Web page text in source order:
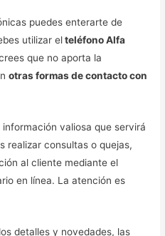
puedes enterarte de
utilizar elteléfono Alfa
que no aporta la
otras formas de contacto con
valiosa que servirá
realizar consultas o quejas,
al cliente mediante el
en línea. La atención es
detalles y novedades, las